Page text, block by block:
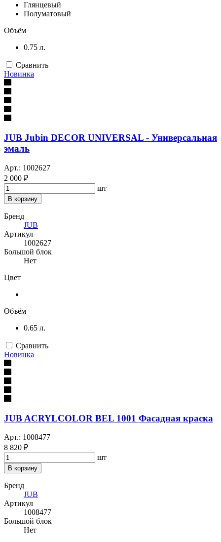
Глянцевый
Полуматовый
Объём
0.75 л.
Сравнить
Новинка
JUB Jubin DECOR UNIVERSAL - Универсальная
эмаль
Арт.: 1002627
2 000 ₽
шт
В корзину
Бренд
JUB
Артикул
1002627
Большой блок
Нет
Цвет
Объём
0.65 л.
Сравнить
Новинка
JUB ACRYLCOLOR BEL 1001 Фасадная краска
Арт.: 1008477
8 820 ₽
шт
В корзину
Бренд
JUB
Артикул
1008477
Большой блок
Нет